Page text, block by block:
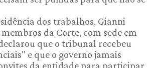
dos trabalhos, Gianni
da Corte, com sede em
que o tribunal recebeu
e que o governo jamais
da entidade para participar